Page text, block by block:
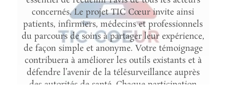
concernés. Le projet TIC Cœur invite ainsi
patients, infirmiers, médecins et professionnels
du parcours de soins à partager leur expérience,
de façon simple et anonyme. Votre témoignage
contribuera à améliorer les outils existants et à
défendre l’avenir de la télésurveillance auprès
des autorités de santé. Chaque participation